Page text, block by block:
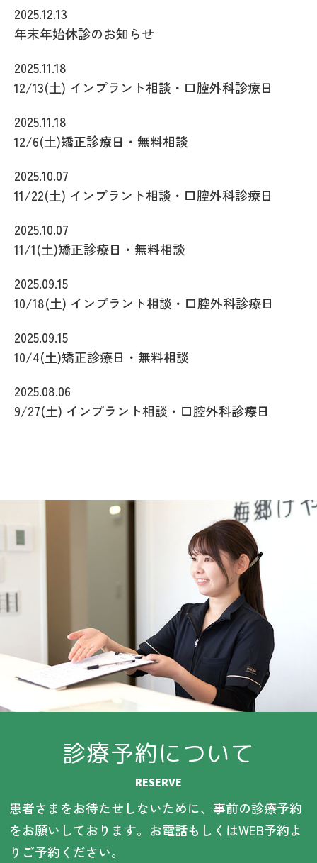
2025.12.13
年末年始休診のお知らせ
2025.11.18
12/13(土) インプラント相談・口腔外科診療日
2025.11.18
12/6(土)矯正診療日・無料相談
2025.10.07
11/22(土) インプラント相談・口腔外科診療日
2025.10.07
11/1(土)矯正診療日・無料相談
2025.09.15
10/18(土) インプラント相談・口腔外科診療日
2025.09.15
10/4(土)矯正診療日・無料相談
2025.08.06
9/27(土) インプラント相談・口腔外科診療日
診療予約について
RESERVE
患者さまをお待たせしないために、事前の診療予約
をお願いしております。お電話もしくはWEB予約よ
りご予約ください。